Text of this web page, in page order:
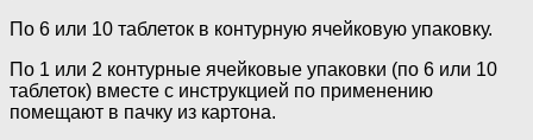
По 6 или 10 таблеток в контурную ячейковую упаковку.
По 1 или 2 контурные ячейковые упаковки (по 6 или 10
таблеток) вместе с инструкцией по применению
помещают в пачку из карто­на.